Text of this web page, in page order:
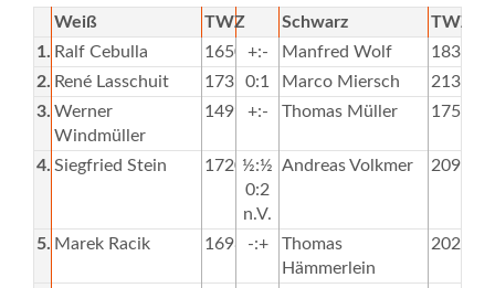
Weiß TWZ Schwarz
TWZ
1. Ralf Cebulla 1650 +:- Manfred Wolf
1831
2. René Lasschuit 1739 0:1 Marco Miersch
2132
3. Werner
Windmüller
1499 +:- Thomas Müller 1755
4. Siegfried Stein 1720½:½
0:2
n.V.
Andreas Volkmer 2096
5. Marek Racik 1698 -:+
Thomas
Hämmerlein
2024